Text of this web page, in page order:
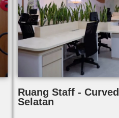
Ruang Staff -
Selatan